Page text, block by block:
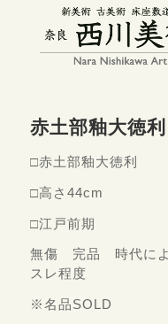
赤土部釉大徳
□赤土部釉大徳利
□高さ44cm
□江戸前期
無傷 完品 時代に
スレ程度
※名品SOLD